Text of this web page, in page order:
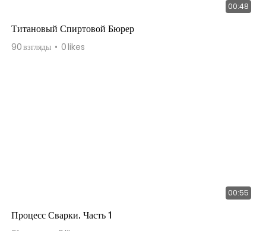
00:48
Титановый Спиртовой Бюрер
90взгляды 0likes
00:55
Процесс Сварки. Часть 1